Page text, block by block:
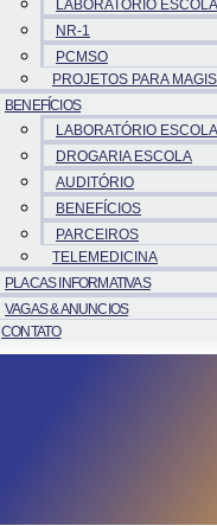
LABORATÓRIO ESCOLA
NR-1
PCMSO
PROJETOS PARA
BENEFÍCIOS
LABORATÓRIO ESCOLA
DROGARIA ESCOLA
AUDITÓRIO
BENEFÍCIOS
PARCEIROS
TELEMEDICINA
PLACAS INFORMATIVAS
VAGAS & ANUNCIOS
CONTATO